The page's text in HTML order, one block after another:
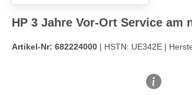
HP 3 Jahre Vor-Ort Service am
Artikel-Nr: 682224000 | HSTN: UE342E |